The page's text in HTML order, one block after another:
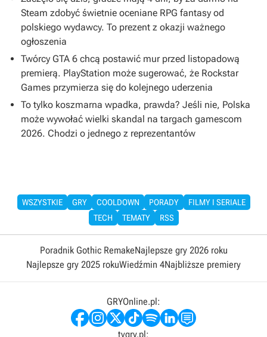
Steam zdobyć świetnie oceniane RPG fantasy od
polskiego wydawcy. To prezent z okazji ważnego
ogłoszenia
Twórcy GTA 6 chcą postawić mur przed listopadową
premierą. PlayStation może sugerować, że Rockstar
Games przymierza się do kolejnego uderzenia
To tylko koszmarna wpadka, prawda? Jeśli nie, Polska
może wywołać wielki skandal na targach gamescom
2026. Chodzi o jednego z reprezentantów
WSZYSTKIE GRY COOLDOWN PORADY
FILMY I SERIALE
TECH
TEMATY RSS
Poradnik Gothic RemakeNajlepsze gry 2026 roku
Najlepsze gry 2025 rokuWiedźmin 4Najbliższe premiery
GRYOnline.pl:
tvgry.pl: